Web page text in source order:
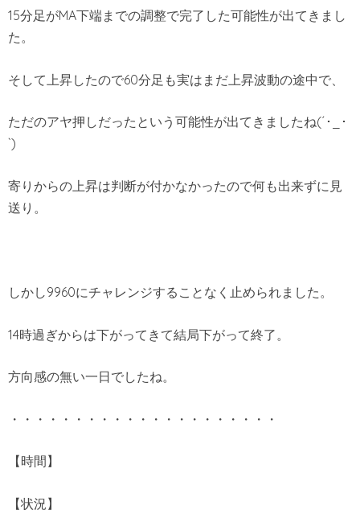
15分足がMA下端までの調整で完了した可能性が出てきまし
た。
そして上昇したので60分足も実はまだ上昇波動の途中で、
ただのアヤ押しだったという可能性が出てきましたね(´･_･
`)
寄りからの上昇は判断が付かなかったので何も出来ずに見
送り。
しかし9960にチャレンジすることなく止められました。
14時過ぎからは下がってきて結局下がって終了。
方向感の無い一日でしたね。
・・・・・・・・・・・・・・・・・・・・・
【時間】
【状況】